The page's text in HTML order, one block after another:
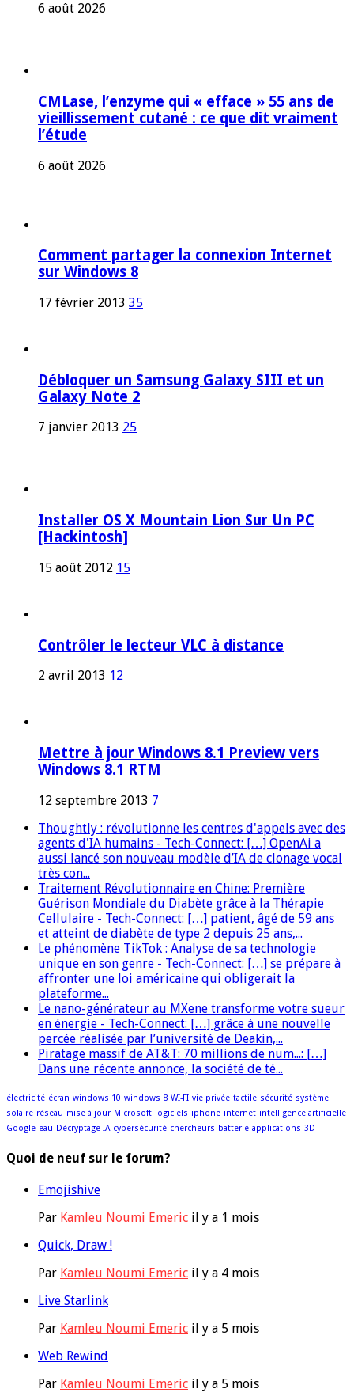
6 août 2026
CMLase, l’enzyme qui « efface » 55 ans de
vieillissement cutané : ce que dit vraiment
l’étude
6 août 2026
Comment partager la connexion Internet
sur Windows 8
17 février 2013 35
Débloquer un Samsung Galaxy SIII et un
Galaxy Note 2
7 janvier 2013 25
Installer OS X Mountain Lion Sur Un PC
[Hackintosh]
15 août 2012 15
Contrôler le lecteur VLC à distance
2 avril 2013 12
Mettre à jour Windows 8.1 Preview vers
Windows 8.1 RTM
12 septembre 2013 7
Thoughtly : révolutionne les centres d'appels avec des
agents d'IA humains - Tech-Connect: […] OpenAi a
aussi lancé son nouveau modèle d’IA de clonage vocal
très con...
Traitement Révolutionnaire en Chine: Première
Guérison Mondiale du Diabète grâce à la Thérapie
Cellulaire - Tech-Connect: […] patient, âgé de 59 ans
et atteint de diabète de type 2 depuis 25 ans,...
Le phénomène TikTok : Analyse de sa technologie
unique en son genre - Tech-Connect: […] se prépare à
affronter une loi américaine qui obligerait la
plateforme...
Le nano-générateur au MXene transforme votre sueur
en énergie - Tech-Connect: […] grâce à une nouvelle
percée réalisée par l’université de Deakin,...
Piratage massif de AT&T: 70 millions de num...: […]
Dans une récente annonce, la société de té...
électricité écran windows 10 windows 8 WI-FI vie privée tactile sécurité système
solaire réseau mise à jour Microsoft logiciels iphone internet intelligence artificielle
Google eau Décryptage IA cybersécurité chercheurs batterie applications 3D
Quoi de neuf sur le forum?
Emojishive
Par Kamleu Noumi Emeric il y a 1 mois
Quick, Draw !
Par Kamleu Noumi Emeric il y a 4 mois
Live Starlink
Par Kamleu Noumi Emeric il y a 5 mois
Web Rewind
Par Kamleu Noumi Emeric il y a 5 mois